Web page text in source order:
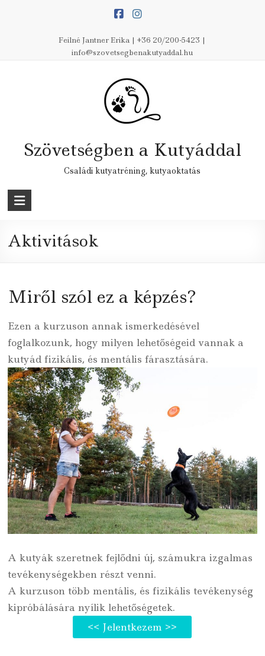
Feilné Jantner Erika | +36 20/200-5423 |
info@szovetsegbenakutyaddal.hu
Szövetségben a Kutyáddal
Családi kutyatréning, kutyaoktatás
Aktivitások
Miről szól ez a képzés?
Ezen a kurzuson annak ismerkedésével
foglalkozunk, hogy milyen lehetőségeid vannak a
kutyád fizikális, és mentális fárasztására.
A kutyák szeretnek fejlődni új, számukra izgalmas
tevékenységekben részt venni.
A kurzuson több mentális, és fizikális tevékenység
kipróbálására nyílik lehetőségetek.
<< Jelentkezem >>